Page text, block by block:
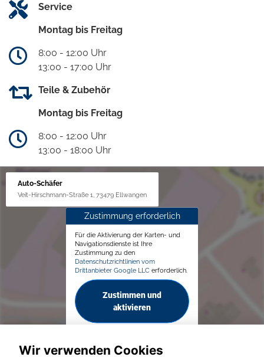
Service
Montag bis Freitag
8:00 - 12:00 Uhr
13:00 - 17:00 Uhr
Teile & Zubehör
Montag bis Freitag
8:00 - 12:00 Uhr
13:00 - 18:00 Uhr
Auto-Schäfer
Veit-Hirschmann-Straße 1, 73479 Ellwangen
Zustimmung erforderlich
Für die Aktivierung der Karten- und
Navigationsdienste ist Ihre
Zustimmung zu den
Datenschutzrichtlinien vom
Drittanbieter Google LLC erforderlich.
Zustimmen und
aktivieren
Wir verwenden Cookies